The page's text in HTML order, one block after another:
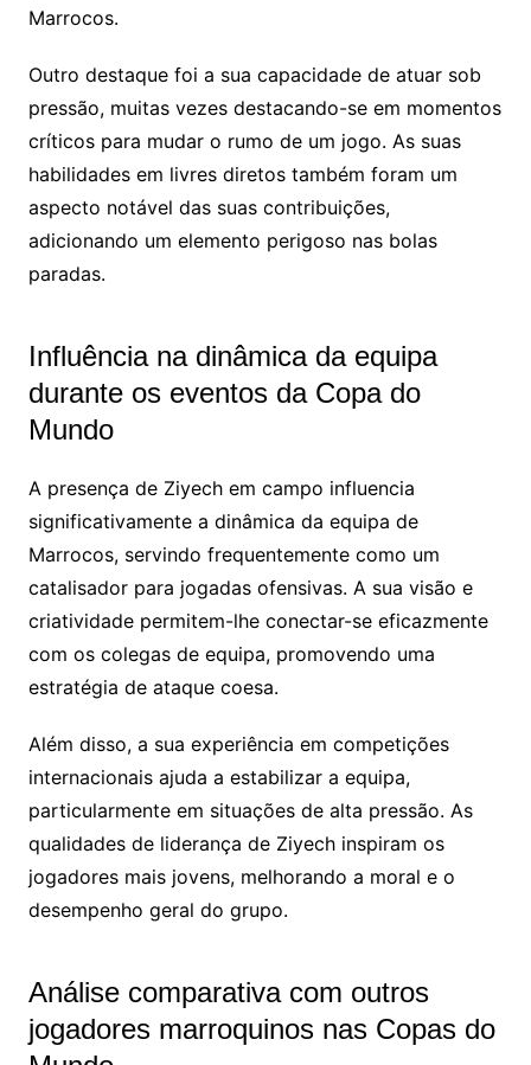
Marrocos.
Outro destaque foi a sua capacidade de atuar sob
pressão, muitas vezes destacando-se em momentos
críticos para mudar o rumo de um jogo. As suas
habilidades em livres diretos também foram um
aspecto notável das suas contribuições,
adicionando um elemento perigoso nas bolas
paradas.
Influência na dinâmica da equipa
durante os eventos da Copa do
Mundo
A presença de Ziyech em campo influencia
significativamente a dinâmica da equipa de
Marrocos, servindo frequentemente como um
catalisador para jogadas ofensivas. A sua visão e
criatividade permitem-lhe conectar-se eficazmente
com os colegas de equipa, promovendo uma
estratégia de ataque coesa.
Além disso, a sua experiência em competições
internacionais ajuda a estabilizar a equipa,
particularmente em situações de alta pressão. As
qualidades de liderança de Ziyech inspiram os
jogadores mais jovens, melhorando a moral e o
desempenho geral do grupo.
Análise comparativa com outros
jogadores marroquinos nas Copas do